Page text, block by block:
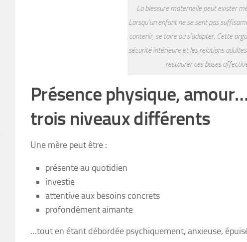
La blessure maternelle peut exister
Lorsqu’un enfant ne se sent pas
contenir, se taire ou s’adapter. Cette
sécurité intérieure et les relations
restaurer ces bases
Présence physique,
trois niveaux différents
Une mère peut être :
présente au quotidien
investie
attentive aux besoins concrets
profondément aimante
…tout en étant débordée psychiquement, anxieuse,